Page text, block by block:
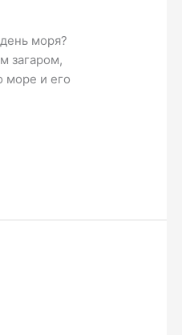
моря?
загаром,
море и его